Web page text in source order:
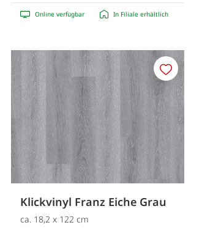
Online verfügbar In Filiale erhältlich
Klickvinyl Franz Eiche Grau
ca. 18,2 x 122 cm
Merken